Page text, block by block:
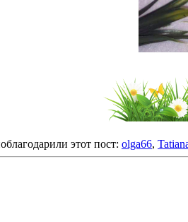
этот пост: olga66,